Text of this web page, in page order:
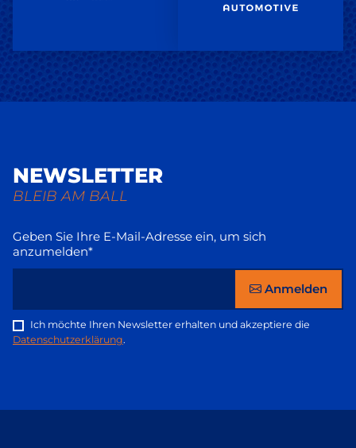
NEWSLETTER
BLEIB AM BALL
Geben Sie Ihre E-Mail-Adresse ein, um sich
anzumelden*
Anmelden
Ich möchte Ihren Newsletter erhalten und akzeptiere die
Datenschutzerklärung.